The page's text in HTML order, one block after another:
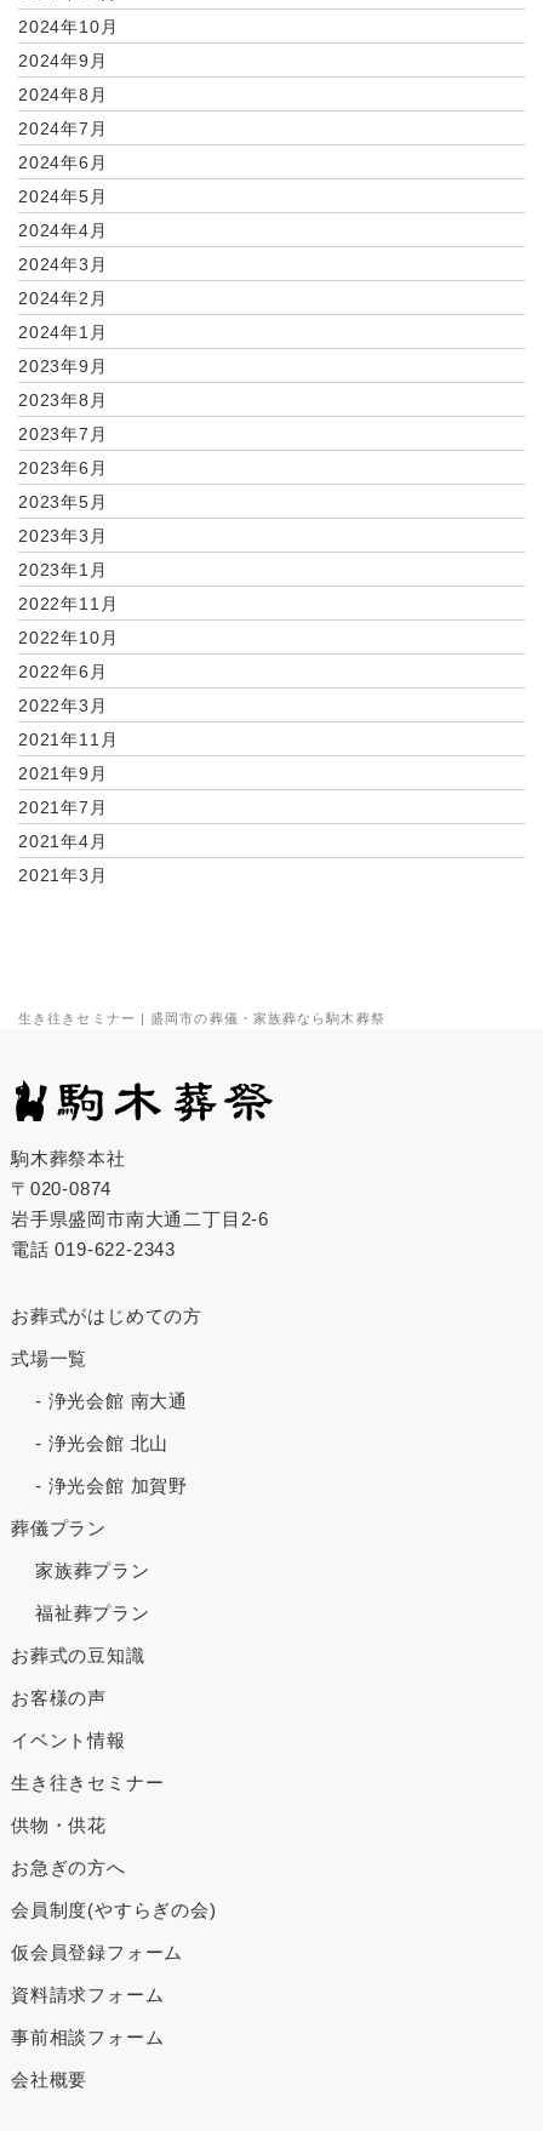
生き往きセミナー | 盛岡市の葬儀・家族葬なら駒木葬祭
2024年10月
2024年9月
2024年8月
2024年7月
2024年6月
2024年5月
2024年4月
2024年3月
2024年2月
2024年1月
2023年9月
2023年8月
2023年7月
2023年6月
2023年5月
2023年3月
2023年1月
2022年11月
2022年10月
2022年6月
2022年3月
2021年11月
2021年9月
2021年7月
2021年4月
2021年3月
駒木葬祭本社
〒020-0874
岩手県盛岡市南大通二丁目2-6
電話019-622-2343
お葬式がはじめての⽅
式場一覧
- 浄光会館 南大通
- 浄光会館 北山
- 浄光会館 加賀野
葬儀プラン
家族葬プラン
福祉葬プラン
お葬式の豆知識
お客様の声
イベント情報
生き往きセミナー
供物・供花
お急ぎの方へ
会員制度(やすらぎの会)
仮会員登録フォーム
資料請求フォーム
事前相談フォーム
会社概要